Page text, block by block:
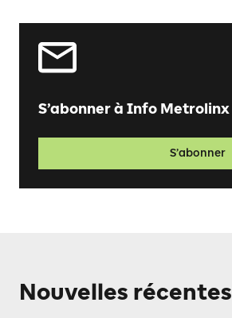
S’abonner à Info Metrolinx
S’abonner
Nouvelles récentes